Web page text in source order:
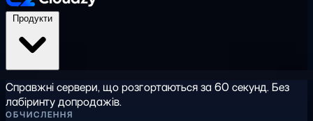
Справжні сервери, що розгортаються за 60 секунд. Без
лабіринту допродажів.
ОБЧИСЛЕННЯ